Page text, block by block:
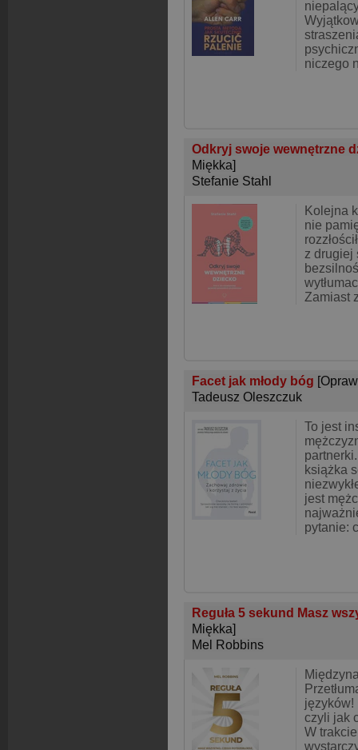
niczego
Odkryj swoje wewnętrzne
Miękka]
Stefanie Stahl
Kolejna
nie
z drugiej
Zamiast
Facet jak młody bóg
Tadeusz Oleszczuk
To jest
książka
jest
pytanie:
Reguła 5 sekund Masz
Miękka]
Mel Robbins
języków!
czyli jak
W